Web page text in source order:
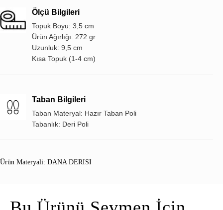
Ölçü Bilgileri
Topuk Boyu: 3,5 cm
Ürün Ağırlığı: 272 gr
Uzunluk: 9,5 cm
Kısa Topuk (1-4 cm)
Taban Bilgileri
Taban Materyal: Hazır Taban Poli
Tabanlık: Deri Poli
Ürün Materyali: DANA DERISI